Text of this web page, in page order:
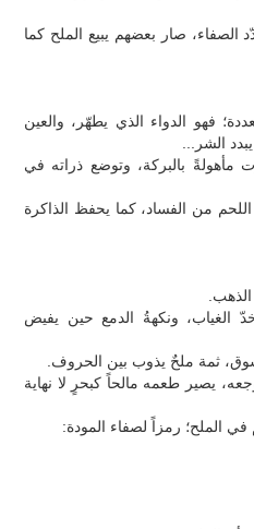
الصفاء، صار بعضهم يبيع الملح كما
فهو الدواء الذي يطهّر، والعين
الشر...
مأهولةً بالبركة، وتوضع ذراته في
من الفساد، كما يحفظ الذاكرة
الغياب، ونكهةُ الدمع حين يفيض
ثمة ملحٌ يذوب بين الحروف.
يصير طعمه مالحاً كبحرٍ لا نهاية
الملح؛ رمزاً لصفاء المودة: